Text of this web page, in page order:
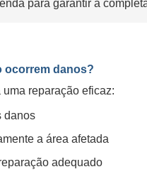
para garantir a
ocorrem danos?
reparação eficaz:
danos
a área afetada
adequado